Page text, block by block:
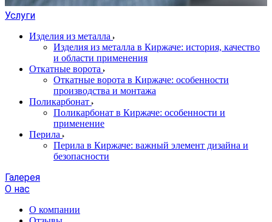
Услуги
Изделия из металла
Изделия из металла в Киржаче: история, качество
и области применения
Откатные ворота
Откатные ворота в Киржаче: особенности
производства и монтажа
Поликарбонат
Поликарбонат в Киржаче: особенности и
применение
Перила
Перила в Киржаче: важный элемент дизайна и
безопасности
Галерея
О нас
О компании